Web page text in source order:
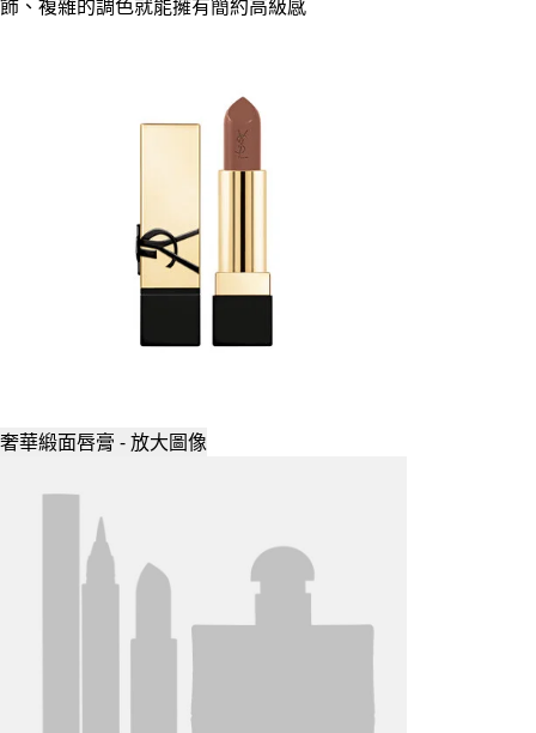
飾、複雜的調色就能擁有簡約高級感
奢華緞面唇膏 - 放大圖像